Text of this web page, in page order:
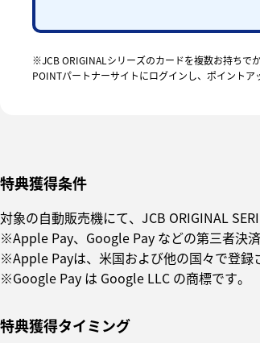
※JCB ORIGINALシリーズのカードを複数お持ちで
POINTパートナーサイトにログインし、ポイントア
特典獲得条件
対象の自動販売機にて、JCB ORIGINAL
※Apple Pay、Google Pay などの第三者決
※Apple Payは、米国および他の国々で登録
※Google Pay は Google LLC の商標です。
特典獲得タイミング